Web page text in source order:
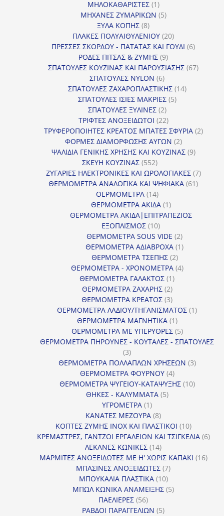
ΜΗΛΟΚΑΘΑΡΙΣΤΕΣ 11
προϊόν
ΜΗΧΑΝΕΣ ΖΥΜΑΡΙΚΩΝ 55
ΞΥΛΑ ΚΟΠΗΣ 88
προϊόντα
ΠΛΑΚΕΣ ΠΟΛΥΑΙΘΥΛΕΝΙΟΥ 2020
προϊόντα
ΠΡΕΣΣΕΣ ΣΚΟΡΔΟΥ - ΠΑΤΑΤΑΣ ΚΑΙ ΓΟΥΔΙ 66
ΡΟΔΕΣ ΠΙΤΣΑΣ & ΖΥΜΗΣ 99
προϊόντα
ΣΠΑΤΟΥΛΕΣ ΚΟΥΖΙΝΑΣ ΚΑΙ ΠΑΡΟΥΣΙΑΣΗΣ 6767
ΣΠΑΤΟΥΛΕΣ NYLON 66
προϊόντα
ΣΠΑΤΟΥΛΕΣ ΖΑΧΑΡΟΠΛΑΣΤΙΚΗΣ 1414
ΣΠΑΤΟΥΛΕΣ ΙΣΙΕΣ ΜΑΚΡΙΕΣ 55
ΣΠΑΤΟΥΛΕΣ ΞΥΛΙΝΕΣ 22
προϊόντα
ΤΡΙΦΤΕΣ ΑΝΟΞΕΙΔΩΤΟΙ 2222
προϊόντα
ΤΡΥΦΕΡΟΠΟΙΗΤΕΣ ΚΡΕΑΤΟΣ ΜΠΑΤΕΣ ΣΦΥΡΙΑ 22
ΦΟΡΜΕΣ ΔΙΑΜΟΡΦΩΣΗΣ ΑΥΓΩΝ 22
προϊόντα
ΨΑΛΙΔΙΑ ΓΕΝΙΚΗΣ ΧΡΗΣΗΣ ΚΑΙ ΚΟΥΖΙΝΑΣ 99
ΣΚΕΥΗ ΚΟΥΖΙΝΑΣ 552552
προϊόντα
ΖΥΓΑΡΙΕΣ ΗΛΕΚΤΡΟΝΙΚΕΣ ΚΑΙ ΩΡΟΛΟΓΙΑΚΕΣ 77
ΘΕΡΜΟΜΕΤΡΑ ΑΝΑΛΟΓΙΚΑ ΚΑΙ ΨΗΦΙΑΚΑ 6161
ΘΕΡΜΟΜΕΤΡΑ 1414
προϊόντα
ΘΕΡΜΟΜΕΤΡΑ ΑΚΙΔΑ 11
προϊόν
ΘΕΡΜΟΜΕΤΡΑ ΑΚΙΔΑ|ΕΠΙΤΡΑΠΕΖΙΟΣ
ΕΞΟΠΛΙΣΜΟΣ 1010
προϊόντα
ΘΕΡΜΟΜΕΤΡΑ SOUS VIDE 22
προϊόντα
ΘΕΡΜΟΜΕΤΡΑ ΑΔΙΑΒΡΟΧΑ 11
ΘΕΡΜΟΜΕΤΡΑ ΤΣΕΠΗΣ 22
προϊόντα
ΘΕΡΜΟΜΕΤΡΑ - ΧΡΟΝΟΜΕΤΡΑ 44
ΘΕΡΜΟΜΕΤΡΑ ΓΑΛΑΚΤΟΣ 11
προϊόν
ΘΕΡΜΟΜΕΤΡΑ ΖΑΧΑΡΗΣ 22
προϊόντα
ΘΕΡΜΟΜΕΤΡΑ ΚΡΕΑΤΟΣ 33
προϊόντα
ΘΕΡΜΟΜΕΤΡΑ ΛΑΔΙΟΥ/ΤΗΓΑΝΙΣΜΑΤΟΣ 11
ΘΕΡΜΟΜΕΤΡΑ ΜΑΓΝΗΤΙΚΑ 11
προϊόν
ΘΕΡΜΟΜΕΤΡΑ ΜΕ ΥΠΕΡΥΘΡΕΣ 55
προϊόντα
ΘΕΡΜΟΜΕΤΡΑ ΠΗΡΟΥΝΕΣ - ΚΟΥΤΑΛΕΣ - ΣΠΑΤΟΥΛΕΣ
33
προϊόντα
ΘΕΡΜΟΜΕΤΡΑ ΠΟΛΛΑΠΛΩΝ ΧΡΗΣΕΩΝ 33
ΘΕΡΜΟΜΕΤΡΑ ΦΟΥΡΝΟΥ 44
προϊόντα
ΘΕΡΜΟΜΕΤΡΑ ΨΥΓΕΙΟΥ-ΚΑΤΑΨΥΞΗΣ 1010
ΘΗΚΕΣ - ΚΑΛΥΜΜΑΤΑ 55
ΥΓΡΟΜΕΤΡΑ 11
προϊόν
ΚΑΝΑΤΕΣ ΜΕΖΟΥΡΑ 88
προϊόντα
ΚΟΠΤΕΣ ΖΥΜΗΣ INOX ΚΑΙ ΠΛΑΣΤΙΚΟΙ 1010
προϊόντα
ΚΡΕΜΑΣΤΡΕΣ, ΓΑΝΤΖΟΙ ΕΡΓΑΛΕΙΩΝ ΚΑΙ ΤΣΙΓΚΕΛΙΑ 66
ΛΕΚΑΝΕΣ ΚΩΝΙΚΕΣ 1414
προϊόντα
ΜΑΡΜΙΤΕΣ ΑΝΟΞΕΙΔΩΤΕΣ ΜΕ Η' ΧΩΡΙΣ ΚΑΠΑΚΙ 1616
ΜΠΑΣΙΝΕΣ ΑΝΟΞΕΙΔΩΤΕΣ 77
ΜΠΟΥΚΑΛΙΑ ΠΛΑΣΤΙΚΑ 1010
προϊόντα
ΜΠΩΛ ΚΩΝΙΚΑ ΑΝΑΜΕΙΞΗΣ 55
ΠΑΕΛΙΕΡΕΣ 5656
προϊόντα
ΡΑΒΔΟΙ ΠΑΡΑΓΓΕΛΙΩΝ 55